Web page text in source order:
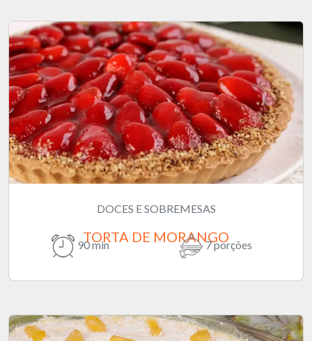
DOCES E SOBREMESAS
TORTA DE MORANGO
90 min 7 porções